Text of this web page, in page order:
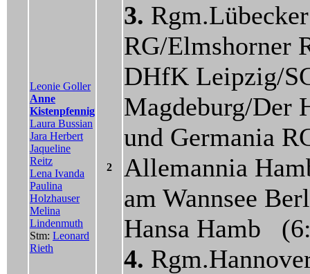
Leonie Goller
Anne
Kistenpfennig
Laura Bussian
Jara Herbert
Jaqueline
Reitz
Lena Ivanda
Paulina
Holzhauser
Melina
Lindenmuth
Stm: Leonard
Rieth
2
3. Rgm.Lübecker
RG/Elmshorner
DHfK Leipzig/
Magdeburg/Der
und Germania
Allemannia
am Wannsee
Hansa Hamb
4.